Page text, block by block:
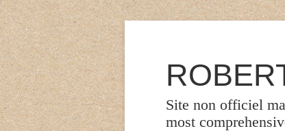
Site non officiel
most